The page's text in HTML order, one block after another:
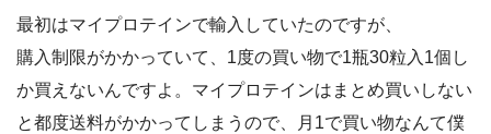
最初はマイプロテインで輸入していたのですが、
購入制限がかかっていて、1度の買い物で1瓶30粒入1個し
か買えないんですよ。マイプロテインはまとめ買いしない
と都度送料がかかってしまうので、月1で買い物なんて僕